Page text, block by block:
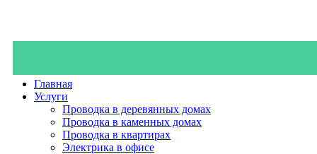
Главная
Услуги
Проводка в деревянных домах
Проводка в каменных домах
Проводка в квартирах
Электрика в офисе